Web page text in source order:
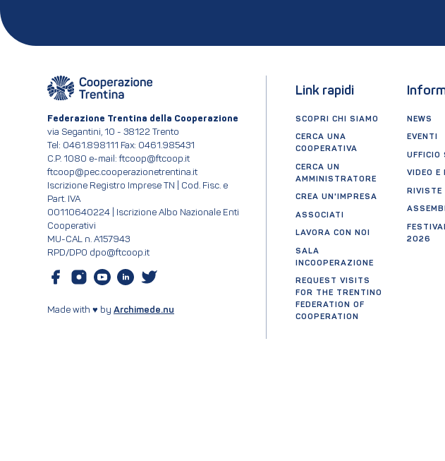
Federazione Trentina della Cooperazione
via Segantini, 10 - 38122 Trento
Tel: 0461.898111 Fax: 0461.985431
C.P. 1080 e-mail: ftcoop@ftcoop.it
ftcoop@pec.cooperazionetrentina.it
Iscrizione Registro Imprese TN | Cod. Fisc. e
Part. IVA
00110640224 | Iscrizione Albo Nazionale Enti
Cooperativi
MU-CAL n. A157943
RPD/DPO dpo@ftcoop.it
Made with ♥ by Archimede.nu
Link rapidi
SCOPRI CHI SIAMO
CERCA UNA
COOPERATIVA
CERCA UN
AMMINISTRATORE
CREA UN'IMPRESA
ASSOCIATI
LAVORA CON NOI
SALA
INCOOPERAZIONE
REQUEST VISITS
FOR THE TRENTINO
FEDERATION OF
COOPERATION
NEWS
EVENTI
UFFICIO
VIDEO E
RIVISTE
2026